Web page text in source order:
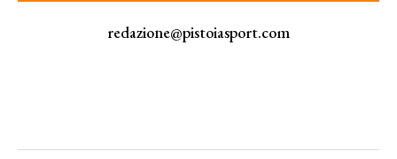
redazione@pistoiasport.com